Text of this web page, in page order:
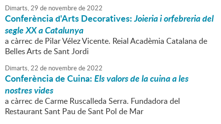
Dimarts,29 de novembrede2022
Conferència d'Arts Decoratives:Joieria i orfebreria del
segle XX a Catalunya
a càrrec de Pilar Vélez Vicente. Reial Acadèmia Catalana de
Belles Arts de Sant Jordi
Dimarts,22 de novembrede2022
Conferència de Cuina:Els valors de la cuina a les
nostres vides
a càrrec de Carme Ruscalleda Serra. Fundadora del
Restaurant Sant Pau de Sant Pol de Mar